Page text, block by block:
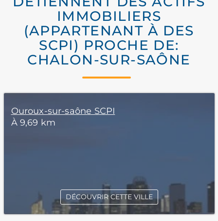
IMMOBILIERS
(APPARTENANT À DES
SCPI) PROCHE DE:
CHALON-SUR-SAÔNE
Ouroux-sur-saône SCPI
À 9,69 km
DÉCOUVRIR CETTE VILLE